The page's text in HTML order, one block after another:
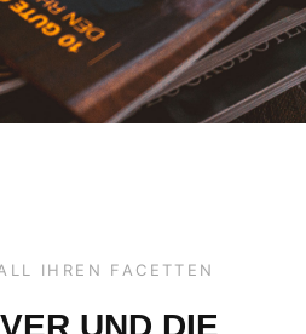
IHREN FACETTEN
UND DIE